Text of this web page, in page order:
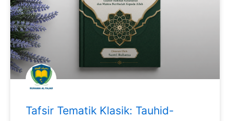
Tafsir Tematik Klasik: Tauhid-